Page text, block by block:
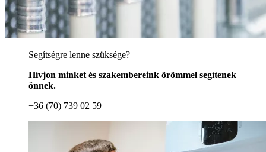
Segítségre lenne szüksége?
Hívjon minket és szakembereink örömmel segítenek
önnek.
+36 (70) 739 02 59